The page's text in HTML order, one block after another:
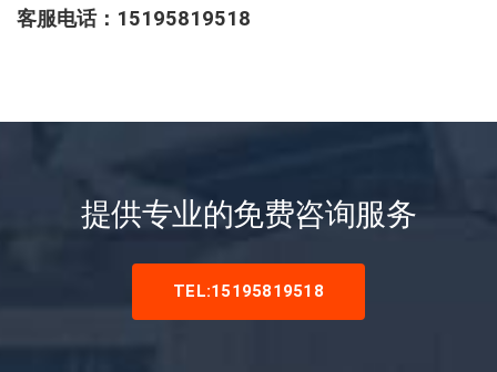
客服电话：15195819518
提供专业的免费咨询服务
TEL:15195819518